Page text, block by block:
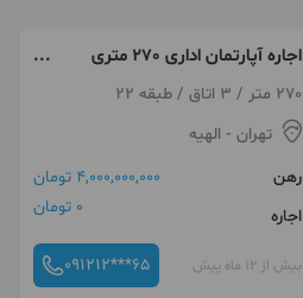
اجاره آپارتمان اداری 270 متری
الهیه مخصوص تمامی مشاغل
270 متر / 3 اتاق / طبقه 22
تهران - الهیه
رهن
4,000,000,000 تومان
اجاره
0 تومان
بیش از 12 ماه پیش 091212***65